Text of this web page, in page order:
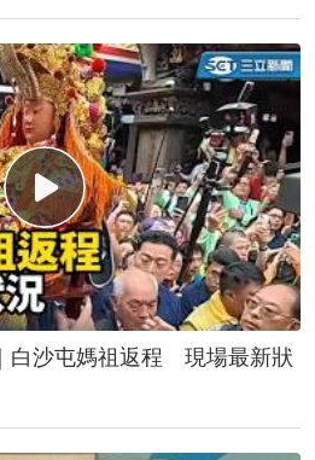
白沙屯媽祖返程 現場最新狀